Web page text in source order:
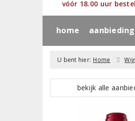
vóór 18.00 uur
home
U bent hier: Home
bekijk alle